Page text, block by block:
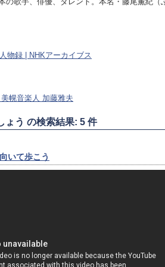
物録 | NHKアーカイブス
幌音楽人 加藤雅夫
ょう の検索結果: 5 件
いて歩こう